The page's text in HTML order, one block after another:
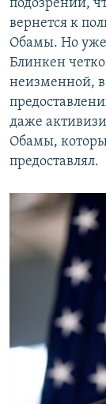
подозрений,
вернется к
Обамы. Но уже
Блинкен четко
неизменной, в
даже
Обамы,
предоставлял.